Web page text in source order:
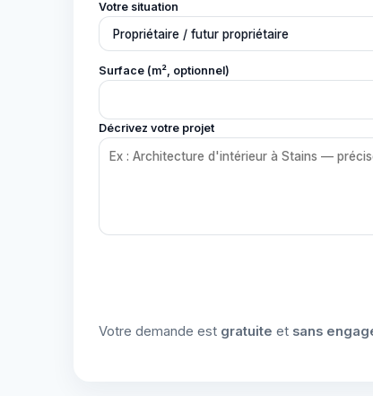
Votre situation
Surface (m², optionnel)
Décrivez votre projet
Votre demande est gratuite et sans